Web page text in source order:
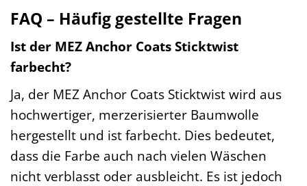
FAQ – Häufig gestellte Fragen
Ist der MEZ Anchor Coats Sticktwist
farbecht?
Ja, der MEZ Anchor Coats Sticktwist wird aus
hochwertiger, merzerisierter Baumwolle
hergestellt und ist farbecht. Dies bedeutet,
dass die Farbe auch nach vielen Wäschen
nicht verblasst oder ausbleicht. Es ist jedoch